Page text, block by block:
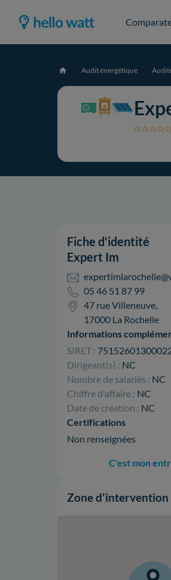
Accueil Audit énergétique
Fiche d'identité
Expert Im
05 46 51 87 99
47 rue Villeneuve,
17000 La Rochelle
Informations
SIRET :
Dirigeant(s) : NC
Nombre de salariés : NC
Chiffre d'affaire : NC
Date de création : NC
Certifications
Non renseignées
C'est mon
Zone d'intervention